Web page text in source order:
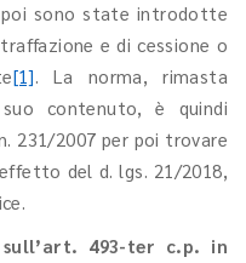
poi sono state introdotte
e di cessione o
[1]. La norma, rimasta
contenuto, è quindi
231/2007 per poi trovare
del d. lgs. 21/2018,
493-ter c.p. in